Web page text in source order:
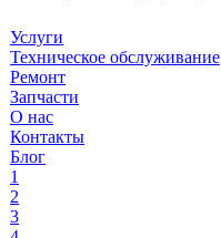
Услуги
Техническое обслуживание
Ремонт
Запчасти
О нас
Контакты
Блог
1
2
3